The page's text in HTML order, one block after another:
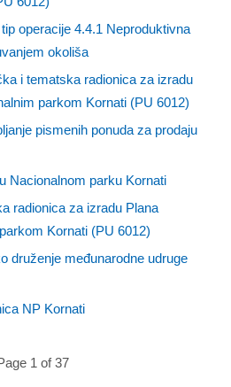
operacije 4.4.1 Neproduktivna
okoliša
i tematska radionica za izradu
parkom Kornati (PU 6012)
pismenih ponuda za prodaju
Nacionalnom parku Kornati
radionica za izradu Plana
Kornati (PU 6012)
druženje međunarodne udruge
NP Kornati
1 of 37